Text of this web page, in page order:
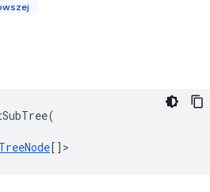
(
[] >